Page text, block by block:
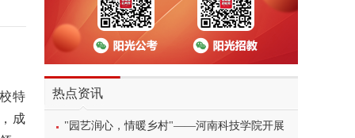
热点资讯
"园艺润心，情暖乡村"——河南科技学院开展
特
成